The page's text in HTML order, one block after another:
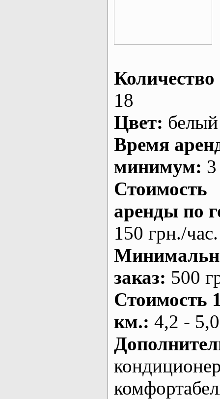
Количество
18
Цвет: белый
Время
минимум:
Стоимость
аренды по
150 грн./час.
заказ: 500
Стоимость
км.: 4,2 -